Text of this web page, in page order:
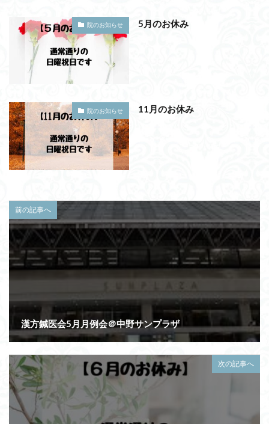
院のお知らせ 5月のお休み
院のお知らせ 11月のお休み
前の記事へ
漢方鍼医会5月月例会＠中野サンプラザ
次の記事へ